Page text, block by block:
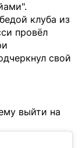
клуба из
провёл
свой
выйти на